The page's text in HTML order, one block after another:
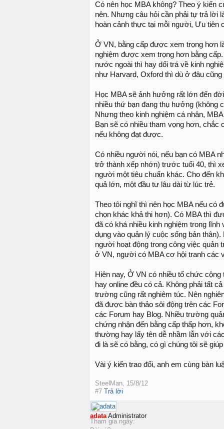
Có nên học MBA không? Theo ý kiến
nên. Nhưng câu hỏi cần phải tự trả lời
hoàn cảnh thực tại mỗi người, Ưu tiên
Ở VN, bằng cấp được xem trọng hơn
nghiệm được xem trọng hơn bằng
nước ngoài thì hay dối trá về kinh
như Harvard, Oxford thì dù ở đâu
Học MBA sẽ ảnh hưởng rất lớn đến
nhiều thứ bạn đang thụ hưởng (không
Nhưng theo kinh nghiệm cá nhân,
Bạn sẽ có nhiều tham vọng hơn, chắc
nếu không đạt được.
Có nhiều người nói, nếu bạn có MBA
trở thành xếp nhớn) trước tuổi 40, thì
người một tiêu chuẩn khác. Cho đến
quả lớn, một đầu tư lâu dài từ lúc trẻ.
Theo tôi nghĩ thì nên học MBA nếu có
chọn khác khả thi hơn). Có MBA thì
đã có khá nhiều kinh nghiệm trong
dụng vào quản lý cuộc sống bản
người hoạt động trong công việc
ở VN, người có MBA cơ hội tranh các
Hiên nay, Ở VN có nhiều tổ chức
hay online đều có cả. Không phải tất
trường cũng rất nghiêm túc. Nên
đã được bàn thảo sôi động trên các
các Forum hay Blog. Nhiều trường
chứng nhận đến bằng cấp thấp hơn,
thường hay lấy tên dễ nhầm lẫn với
đi là sẽ có bằng, có gì chúng tôi sẽ
Vài ý kiến trao đổi, anh em cùng bàn
SteelMan, 15/8/12
#7 Trả lời
adata Administrator
Tham gia ngày: